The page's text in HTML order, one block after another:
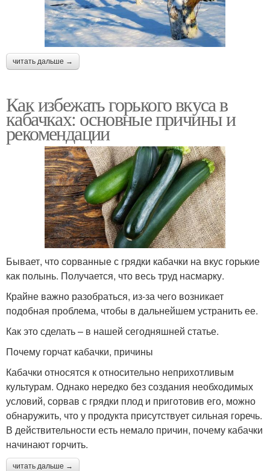
читать дальше →
Как избежать горького вкуса в
кабачках: основные причины и
рекомендации
Бывает, что сорванные с грядки кабачки на вкус горькие
как полынь. Получается, что весь труд насмарку.
Крайне важно разобраться, из-за чего возникает
подобная проблема, чтобы в дальнейшем устранить ее.
Как это сделать – в нашей сегодняшней статье.
Почему горчат кабачки, причины
Кабачки относятся к относительно неприхотливым
культурам. Однако нередко без создания необходимых
условий, сорвав с грядки плод и приготовив его, можно
обнаружить, что у продукта присутствует сильная горечь.
В действительности есть немало причин, почему кабачки
начинают горчить.
читать дальше →